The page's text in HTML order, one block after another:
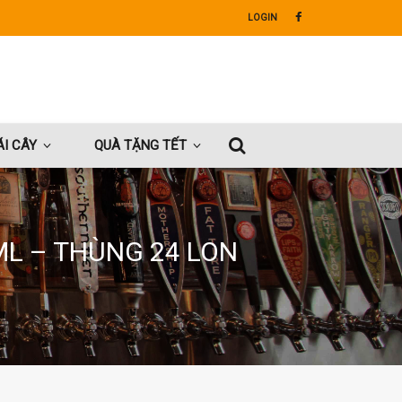
LOGIN
CÂY QUÀ TẶNG TẾT
– THÙNG 24 LON